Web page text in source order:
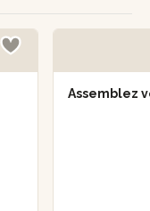
Assemblez